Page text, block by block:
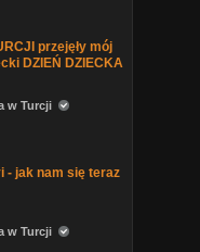
przejęły mój
DZIEŃ DZIECKA
w Turcji
- jak nam się teraz
w Turcji